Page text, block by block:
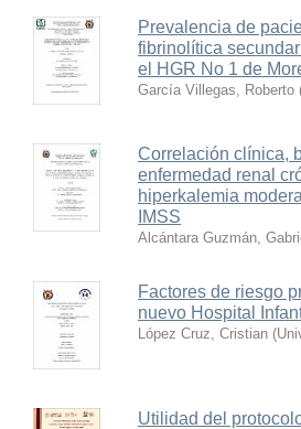
Prevalencia de
fibrinolítica
el HGR No 1 de
García Villegas, Roberto
Correlación clínica,
enfermedad renal
hiperkalemia
IMSS
Alcántara Guzmán,
Factores de riesgo
nuevo Hospital
López Cruz, Cristian (
Utilidad del